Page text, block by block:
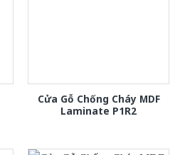
Cửa Gỗ Chống Cháy MDF
Laminate P1R2